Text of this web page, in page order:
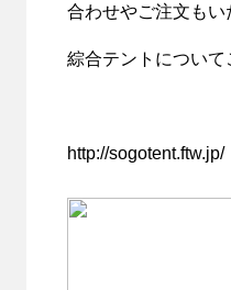
合わせやご注文もい
綜合テントについて
http://sogotent.ftw.jp/